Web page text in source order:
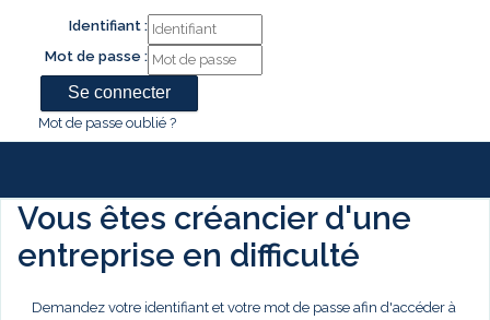
Identifiant :
Mot de passe :
Mot de passe oublié ?
Vous êtes créancier d'une
entreprise en difficulté
Demandez votre identifiant et votre mot de passe afin d'accéder à